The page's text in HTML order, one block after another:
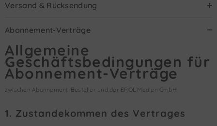
Versand & Rücksendung
Abonnement-Verträge
Allgemeine
Geschäftsbedingungen für
Abonnement-Verträge
zwischen Abonnement-Besteller und der EROL Medien GmbH
1. Zustandekommen des Vertrages